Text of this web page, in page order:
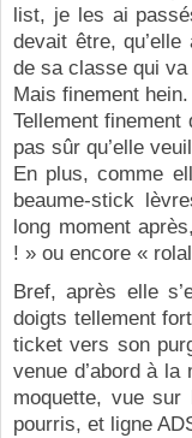
list, je les ai
devait être,
de sa classe qui
Mais finement hein.
Tellement finement
pas sûr qu’elle
En plus, comme
beaume-stick
long moment
! » ou encore «
Bref, après elle
doigts tellement
ticket vers son
venue d’abord à
moquette, vue
pourris, et ligne